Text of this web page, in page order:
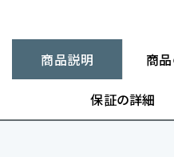
商品説明 商
保証の詳細